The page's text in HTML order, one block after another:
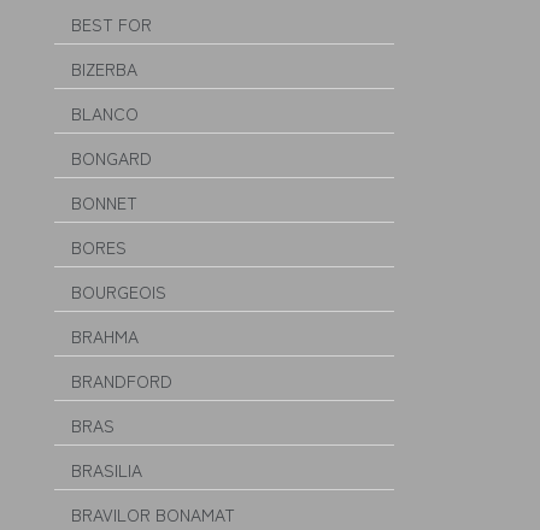
BEST FOR
BIZERBA
BLANCO
BONGARD
BONNET
BORES
BOURGEOIS
BRAHMA
BRANDFORD
BRAS
BRASILIA
BRAVILOR BONAMAT